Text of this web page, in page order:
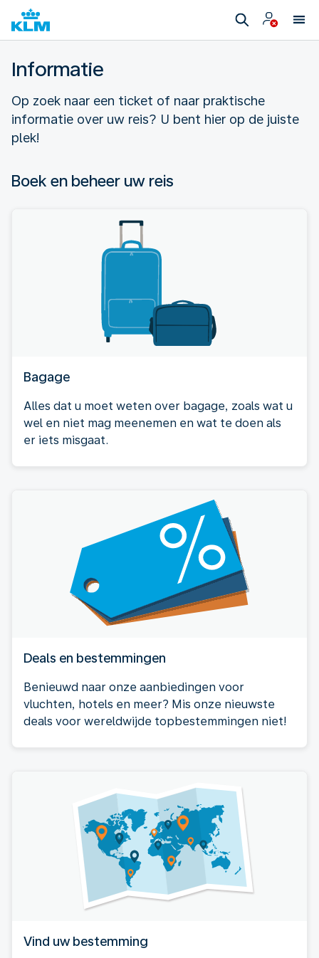
Informatie
Op zoek naar een ticket of naar praktische
informatie over uw reis? U bent hier op de juiste
plek!
Boek en beheer uw reis
Bagage
Alles dat u moet weten over bagage, zoals wat u
wel en niet mag meenemen en wat te doen als
er iets misgaat.
Deals en bestemmingen
Benieuwd naar onze aanbiedingen voor
vluchten, hotels en meer? Mis onze nieuwste
deals voor wereldwijde topbestemmingen niet!
Vind uw bestemming